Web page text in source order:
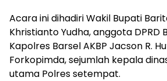
Acara ini dihadiri Wakil Bupati
Khristianto Yudha, anggota DPRD
Kapolres Barsel AKBP Jacson R.
Forkopimda, sejumlah kepala
utama Polres setempat.